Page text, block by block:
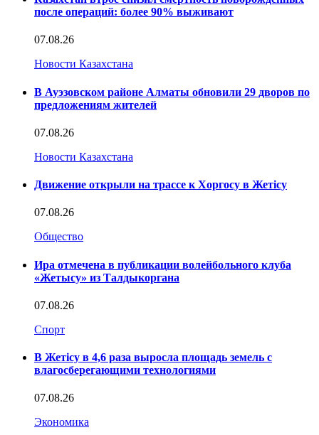
после операций: более 90% выживают
07.08.26
Новости Казахстана
В Ауэзовском районе Алматы обновили 29 дворов по
предложениям жителей
07.08.26
Новости Казахстана
Движение открыли на трассе к Хоргосу в Жетісу
07.08.26
Общество
Ира отмечена в публикации волейбольного клуба
«Жетысу» из Талдыкоргана
07.08.26
Спорт
В Жетісу в 4,6 раза выросла площадь земель с
влагосберегающими технологиями
07.08.26
Экономика